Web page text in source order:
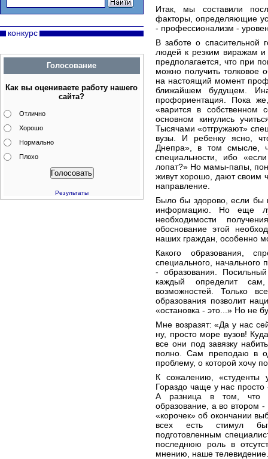
Итак, мы составили
факторы, определяющие
- профессионализм -
В заботе о спасительной
людей к резким виражам и
предполагается, что при
можно получить толковое
на настоящий момент
ближайшем будущем.
профориентация. Пока
«варится в собственном
основном кинулись
Тысячами «отгружают»
вузы. И ребенку ясно,
Днепра», в том смысле,
специальности, ибо
лопат?» Но мамы-папы,
живут хорошо, дают своим
направление.
Было бы здорово, если бы
информацию. Но еще
необходимости
обоснование этой
наших граждан, особенно
Какого образования,
специального, начального
- образования.
каждый определит
возможностей. Только
образования позволит
«остановка - это...» Но не
Мне возразят: «Да у нас
ну, просто море вузов!
все они под завязку
полно. Сам преподаю в
проблему, о которой хочу
К сожалению, «студенты
Гораздо чаще у нас просто
А разница в том, что
образование, а во втором
«корочек» об окончании
всех есть стимул
подготовленным
последнюю роль в
мнению, наше
конкурс
Голосование
Как вы оцениваете работу нашего
сайта?
Отлично
Хорошо
Нормально
Плохо
Результаты